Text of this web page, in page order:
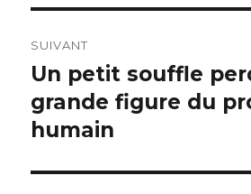
SUIVANT
Article
suivant :
Un petit souffle
grande figure du
humain